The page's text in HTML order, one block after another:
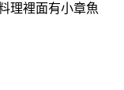
理裡面有小章魚